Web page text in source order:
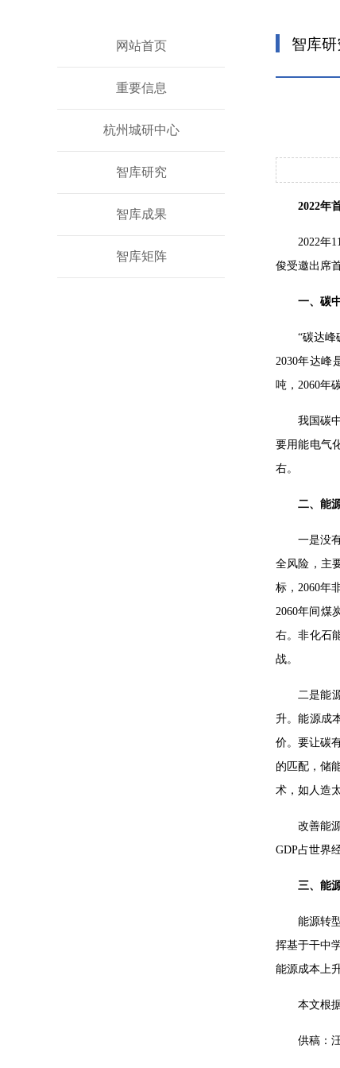
网站首页
重要信息
杭州城研中心
智库研究
智库成果
智库矩阵
智库研
2022年
2022年
俊受邀出席
一、碳
“碳达峰
2030年达峰
吨，2060年
我国碳
要用能电气
右。
二、能
一是没
全风险，主
标，2060年
2060年间煤
右。非化石
战。
二是能
升。能源成
价。要让碳
的匹配，储
术，如人造
改善能
GDP占世界
三、能
能源转
挥基于干中
能源成本上
本文根
供稿：